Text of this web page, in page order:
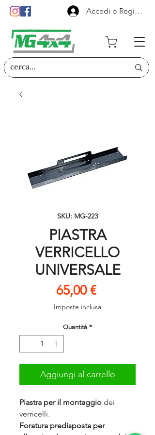
Accedi o Registrati
SKU: MG-223
PIASTRA
VERRICELLO
UNIVERSALE
65,00 €Prezzo
Imposte inclusa
Quantità *
Aggiungi al carrello
Piastra per il montaggio dei
verricelli.
Foratura predisposta per